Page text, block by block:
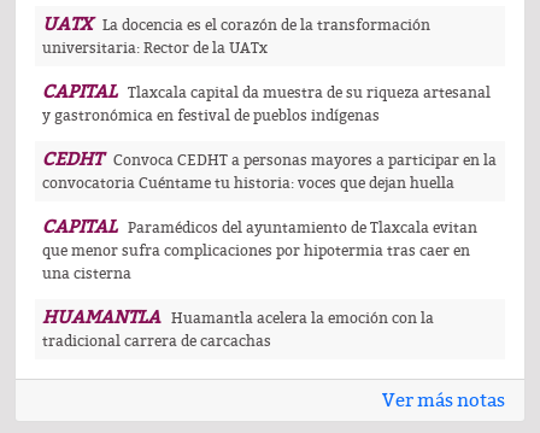
UATX
La docencia es el corazón de la transformación
universitaria: Rector de la UATx
CAPITAL
Tlaxcala capital da muestra de su riqueza artesanal
y gastronómica en festival de pueblos indígenas
CEDHT
Convoca CEDHT a personas mayores a participar en la
convocatoria Cuéntame tu historia: voces que dejan huella
CAPITAL
Paramédicos del ayuntamiento de Tlaxcala evitan
que menor sufra complicaciones por hipotermia tras caer en
una cisterna
HUAMANTLA
Huamantla acelera la emoción con la
tradicional carrera de carcachas
Ver más notas